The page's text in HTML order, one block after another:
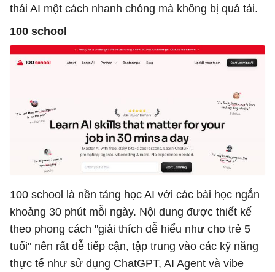
thái AI một cách nhanh chóng mà không bị quá tải.
100 school
100 school là nền tảng học AI với các bài học ngắn
khoảng 30 phút mỗi ngày. Nội dung được thiết kế
theo phong cách "giải thích dễ hiểu như cho trẻ 5
tuổi" nên rất dễ tiếp cận, tập trung vào các kỹ năng
thực tế như sử dụng ChatGPT, AI Agent và vibe